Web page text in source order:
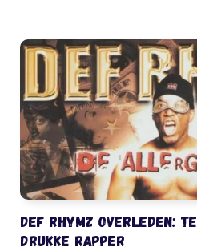
Def Rhymz overleden:
drukke rapper